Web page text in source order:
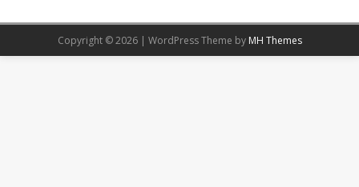
Copyright © 2026 | WordPress Theme by MH Themes